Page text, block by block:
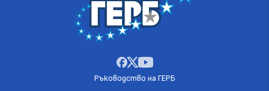
Ръководство на ГЕРБ